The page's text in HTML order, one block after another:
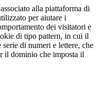
alla piattaforma di
per aiutare i
dei visitatori e
di tipo pattern, in cui il
di numeri e lettere, che
il dominio che imposta il